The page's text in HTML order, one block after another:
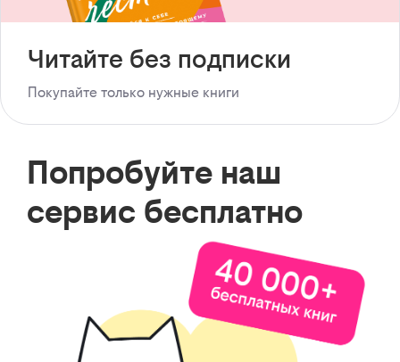
Читайте без подписки
Покупайте только нужные книги
Попробуйте наш
сервис бесплатно